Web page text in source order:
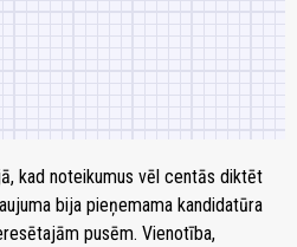
kad noteikumus vēl centās diktēt
bija pieņemama kandidatūra
pusēm. Vienotība,